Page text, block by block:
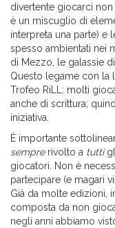
divertente giocarci
è un miscuglio di
interpreta una parte) e
spesso ambientati nei
di Mezzo, le galassie di
Questo legame con la
Trofeo RiLL: molti
anche di scrittura;
iniziativa.
È importante
semprerivolto a tutti
giocatori. Non è
partecipare (e magari
Già da molte edizioni,
composta da non
negli anni abbiamo